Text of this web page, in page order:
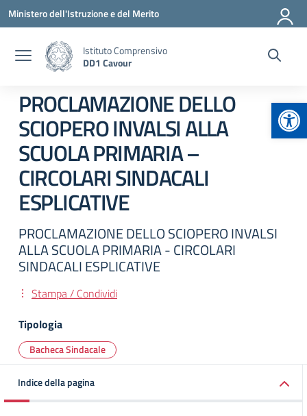
Vai ai contenuti
Vai al menu di navigazione
Vai al footer
Ministero dell'Istruzione e del Merito
Istituto Comprensivo
DD1 Cavour
PROCLAMAZIONE DELLO
SCIOPERO INVALSI ALLA
SCUOLA PRIMARIA –
CIRCOLARI SINDACALI
ESPLICATIVE
PROCLAMAZIONE DELLO SCIOPERO INVALSI
ALLA SCUOLA PRIMARIA - CIRCOLARI
SINDACALI ESPLICATIVE
Stampa / Condividi
Tipologia
Bacheca Sindacale
Indice della pagina